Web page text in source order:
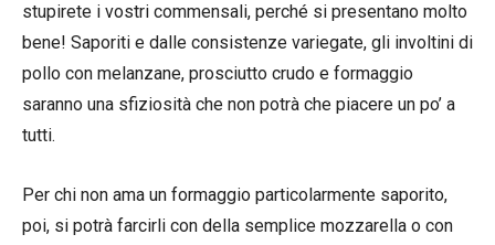
stupirete i vostri commensali, perché si presentano molto
bene! Saporiti e dalle consistenze variegate, gli involtini di
pollo con melanzane, prosciutto crudo e formaggio
saranno una sfiziosità che non potrà che piacere un po’ a
tutti.
Per chi non ama un formaggio particolarmente saporito,
poi, si potrà farcirli con della semplice mozzarella o con